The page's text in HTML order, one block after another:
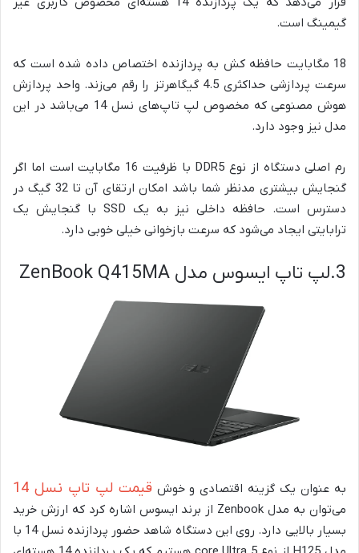
گیمینگ است.
18 مگابایت حافظه کش به پردازنده اختصاص داده شده است که
سرعت پردازشی حداکثری 4.5 گیگاهرتز را رقم می‌زند. واحد پردازش
هوش مصنوعی که مخصوص لپ تاپ‌های نسل 14 می‌باشد در این
مدل نیز وجود دارد.
رم اصلی دستگاه از نوع DDR5 با ظرفیت 16 مگابایت است اما اگر
گنجایش بیشتری مدنظر شما باشد امکان ارتقای آن تا 32 گیگ در
دسترس است. حافظه داخلی نیز به یک SSD با گنجایش یک
ترابایتی ایجاد می‌شود که سرعت بازخوانی خیلی خوبی دارد.
3.لپ تاپ ایسوس مدل ZenBook Q415MA
به عنوان یک گزینه اقتصادی و خوش قیمت لپ تاپ نسل 14
می‌توان به مدل Zenbook از برند ایسوس اشاره کرد که ارزش خرید
بسیار بالایی دارد. روی این دستگاه شاهد حضور پردازنده نسل 14 با